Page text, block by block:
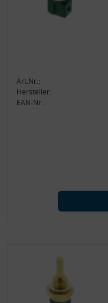
Art.Nr.:
Hersteller:
EAN-Nr.: